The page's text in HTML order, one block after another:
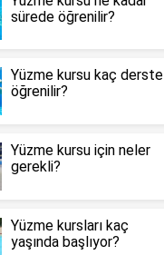
sürede öğrenilir?
Yüzme kursu kaç derste
öğrenilir?
Yüzme kursu için neler
gerekli?
Yüzme kursları kaç
yaşında başlıyor?